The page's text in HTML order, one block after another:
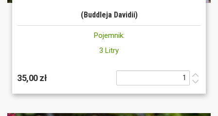
(Buddleja Davidii)
Pojemnik:
3 Litry
35,00 zł